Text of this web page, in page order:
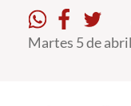
English
Martes 5 de